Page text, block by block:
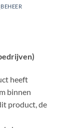
heeft
binnen
product, de